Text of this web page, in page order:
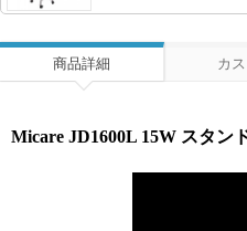
商品詳細 カ
Micare JD1600L 15W スタン